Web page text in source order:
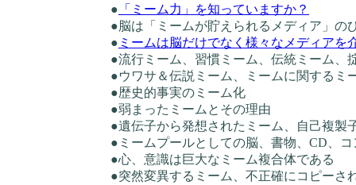
● 「ミーム力」を知っていますか？
●脳は「ミームが貯えられるメディア」の
● ミームは脳だけでなく様々なメディアを
●流行ミーム、習慣ミーム、伝統ミーム、
●ウワサ＆伝説ミーム、ミームに関するミ
●歴史的事実のミーム化
●弱まったミームとその理由
●遺伝子から発想されたミーム、自己複製
●ミームプールとしての脳、書物、CD、
●心、意識は巨大なミーム複合体である
●突然変異するミーム、不正確にコピーさ